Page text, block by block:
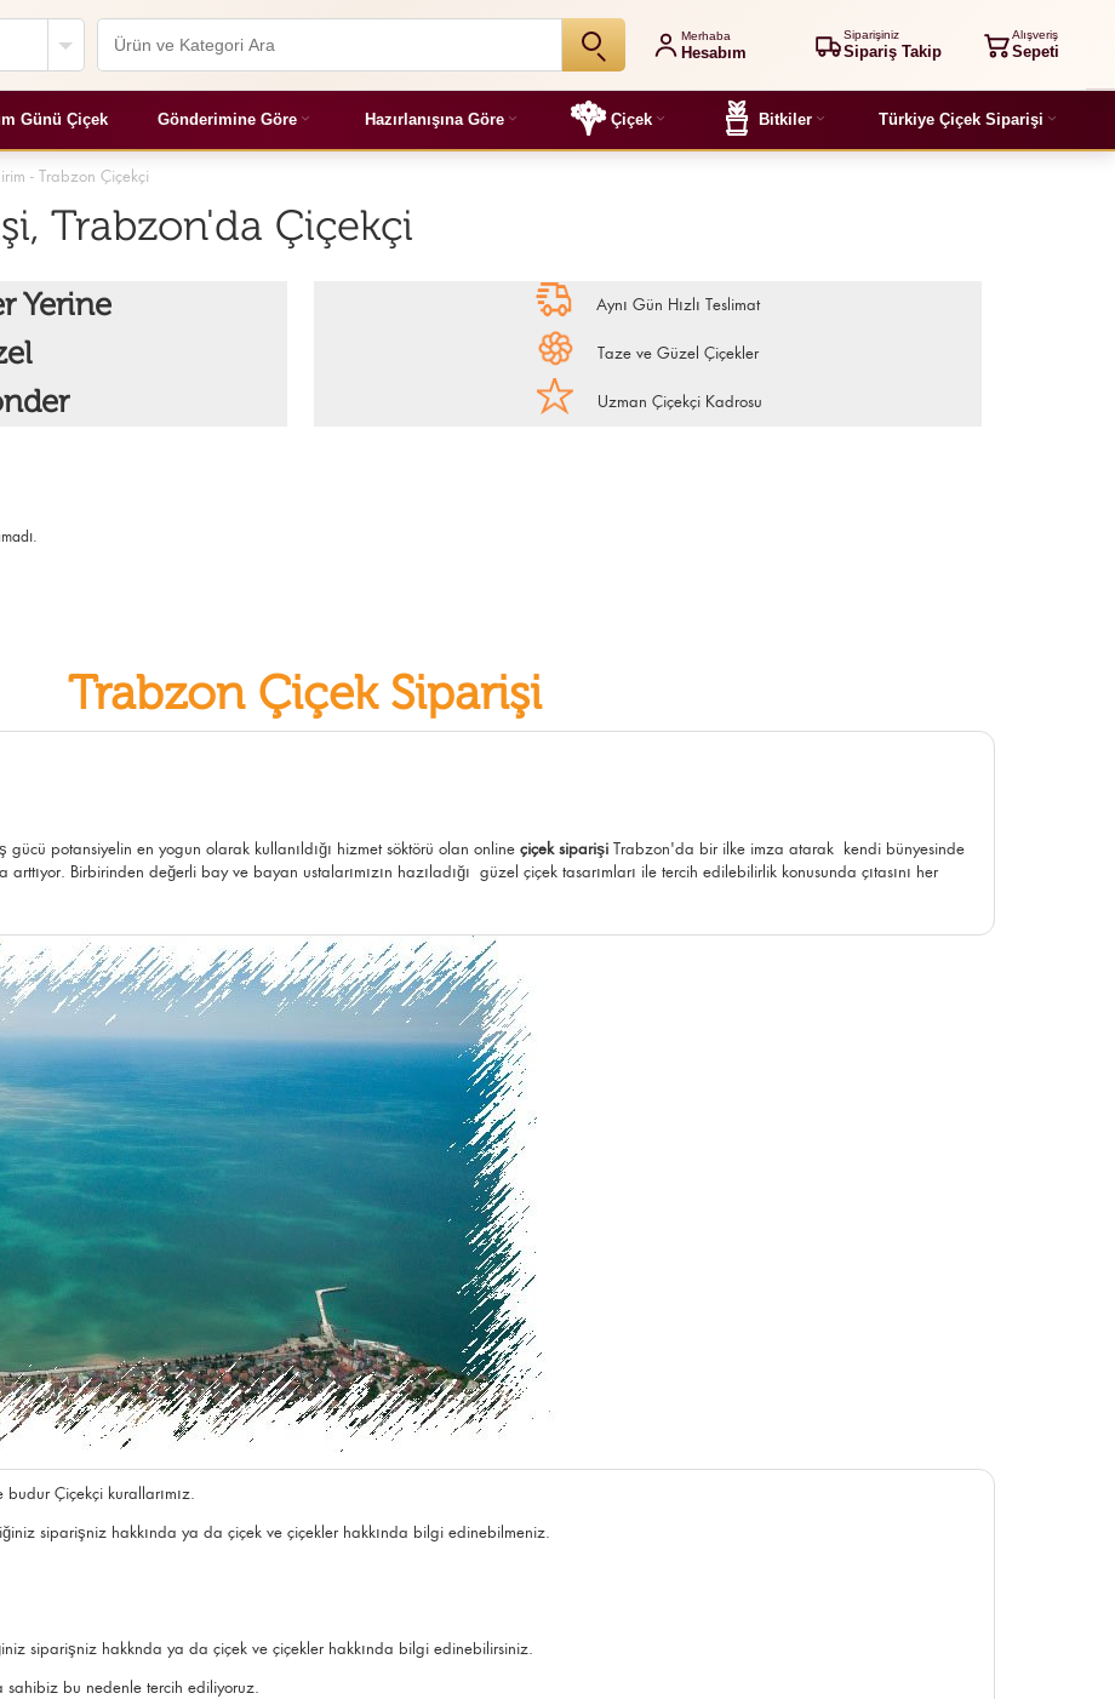
Merhaba
Hesabım
Siparişiniz
Sipariş Takip
Alışveriş
Sepeti
Günü Çiçek Gönderimine Göre Hazırlanışına Göre Çiçek Bitkiler Türkiye Çiçek Siparişi
- Trabzon Çiçekçi
Trabzon'da Çiçekçi
Yerine
Aynı Gün Hızlı Teslimat
Taze ve Güzel Çiçekler
Uzman Çiçekçi Kadrosu
Trabzon Çiçek Siparişi
potansiyelin en yogun olarak kullanıldığı hizmet söktörü olan online çiçek siparişi Trabzon'da bir ilke imza atarak kendi bünyesinde
arttıyor. Birbirinden değerli bay ve bayan ustalarımızın hazıladığı güzel çiçek tasarımları ile tercih edilebilirlik konusunda çıtasını her
Çiçekçi kurallarımız.
siparişniz hakkında ya da çiçek ve çiçekler hakkında bilgi edinebilmeniz.
siparişniz hakknda ya da çiçek ve çiçekler hakkında bilgi edinebilirsiniz.
sahibiz bu nedenle tercih ediliyoruz.